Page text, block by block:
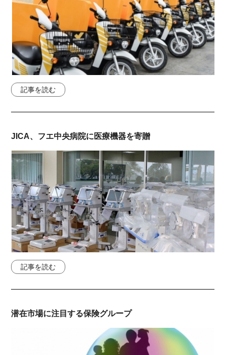
記事を読む
JICA、フエ中央病院に医療機器を寄贈
記事を読む
潜在市場に注目する保険グループ